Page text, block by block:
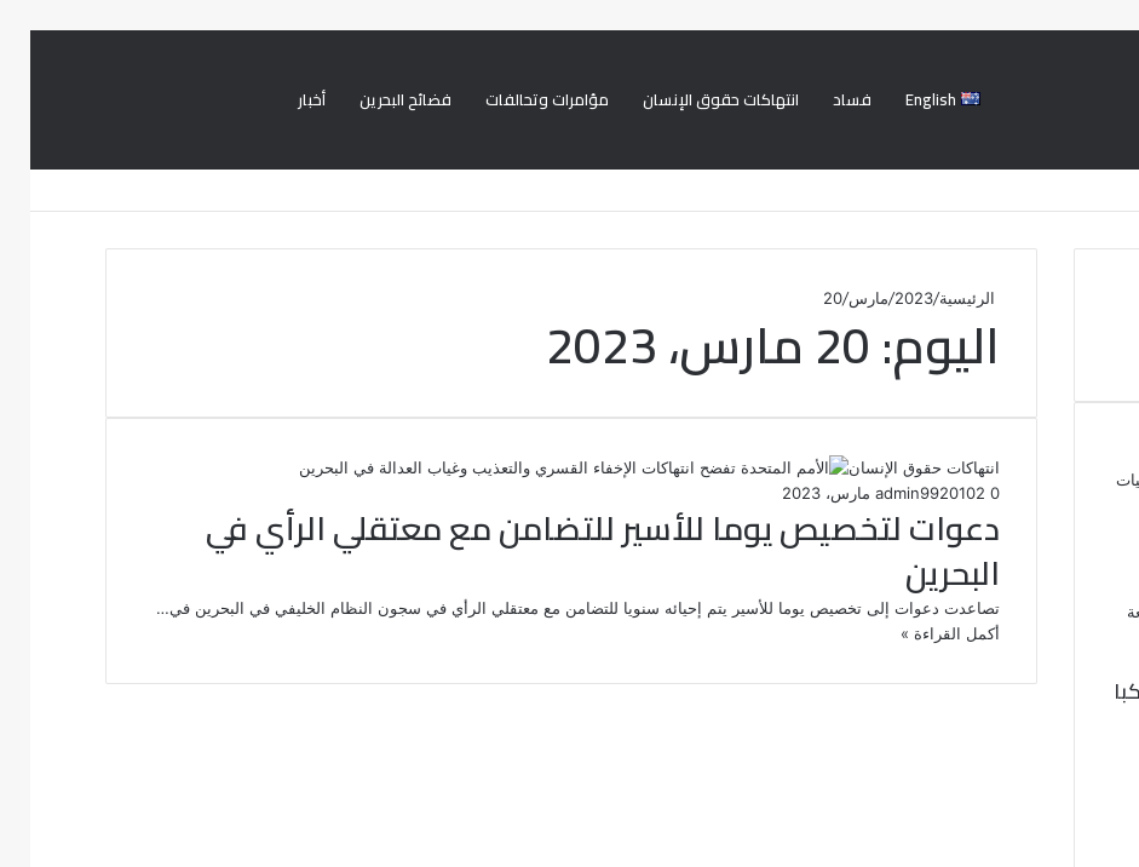
أخبار فضائح البحرين مؤامرات وتحالفات انتهاكات حقوق الإنسان فساد English
الرئيسية/
2023
/مارس/
20
اليوم:20 مارس، 2023
انتهاكات حقوق الإنسان
admin9920 مارس، 2023 0
دعوات لتخصيص يوما للأسير للتضامن مع معتقلي الرأي في
البحرين
تصاعدت دعوات إلى تخصيص يوما للأسير يتم إحيائه سنويا للتضامن مع معتقلي الرأي في سجون النظام الخليفي في البحرين في…
أكمل القراءة »
من 50 موكبا